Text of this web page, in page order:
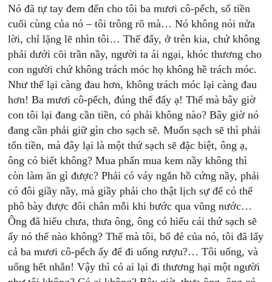
Nó đã tự tay đem đến cho tôi ba mươi cô-pếch, số tiền
cuối cùng của nó – tôi trông rõ mà… Nó không nói nửa
lời, chỉ lặng lẽ nhìn tôi… Thế đấy, ở trên kia, chứ không
phải dưới cõi trần nầy, người ta ái ngại, khóc thương cho
con người chứ không trách móc họ không hề trách móc.
Như thế lại càng đau hơn, không trách móc lại càng đau
hơn! Ba mươi cô-pếch, đúng thế đấy ạ! Thế mà bây giờ
con tôi lại đang cần tiền, có phải không nào? Bây giờ nó
đang cần phải giữ gìn cho sạch sẽ. Muốn sạch sẽ thì phải
tốn tiền, mà đây lại là một thứ sạch sẽ đặc biệt, ông ạ,
ông có biết không? Mua phấn mua kem nầy không thì
còn làm ăn gì được? Phải có váy ngắn hồ cứng nầy, phải
có đôi giầy nầy, mà giầy phải cho thật lịch sự để có thể
phô bày được đôi chân mỗi khi bước qua vũng nước…
Ông đã hiểu chưa, thưa ông, ông có hiểu cái thứ sạch sẽ
ấy nó thế nào không? Thế mà tôi, bố đẻ của nó, tôi đã lấy
cả ba mươi cô-pếch ấy để đi uống rượu?… Tôi uống, và
uống hết nhẵn! Vậy thì có ai lại đi thương hại một người